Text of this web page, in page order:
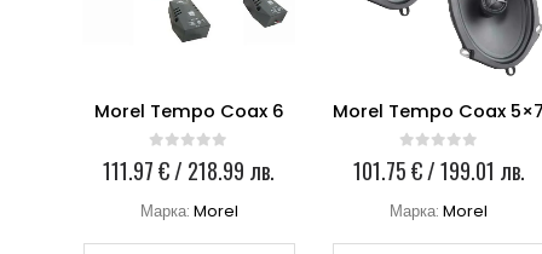
Morel Tempo Coax 6
0 out of 5
111.97€/ 218.99 лв.
Марка: Morel
Morel Tempo Coax 5×7
0 out of 5
101.75€/ 199.01 лв.
Марка:Morel